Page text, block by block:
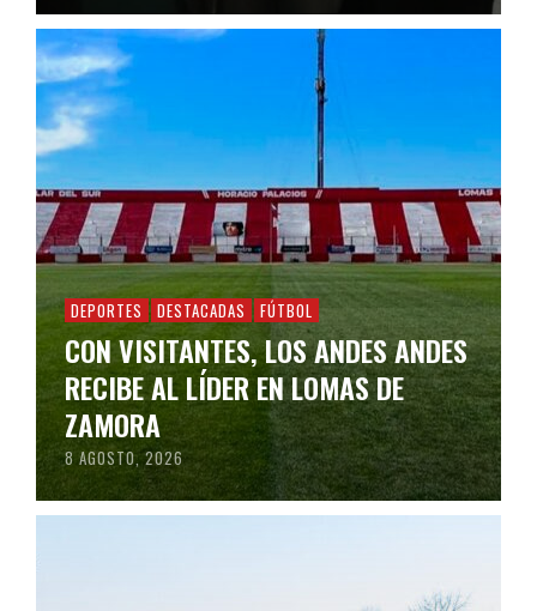
DEPORTES DESTACADAS FÚTBOL
CON VISITANTES, LOS ANDES ANDES
RECIBE AL LÍDER EN LOMAS DE
ZAMORA
8 AGOSTO, 2026